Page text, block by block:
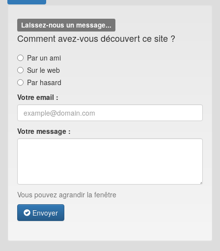
Laissez-nous un message...
Comment avez-vous découvert ce site ?
Par un ami
Sur le web
Par hasard
Votre email :
Votre message :
Vous pouvez agrandir la fenêtre
Envoyer